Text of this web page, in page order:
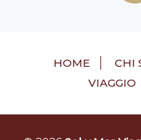
HOME CHI
VIAGGIO